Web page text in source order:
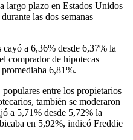
largo plazo en Estados Unidos
las dos semanas
a 6,36% desde 6,37% la
comprador de hipotecas
6,81%.
entre los propietarios
también se moderaron
a 5,71% desde 5,72% la
en 5,92%, indicó Freddie